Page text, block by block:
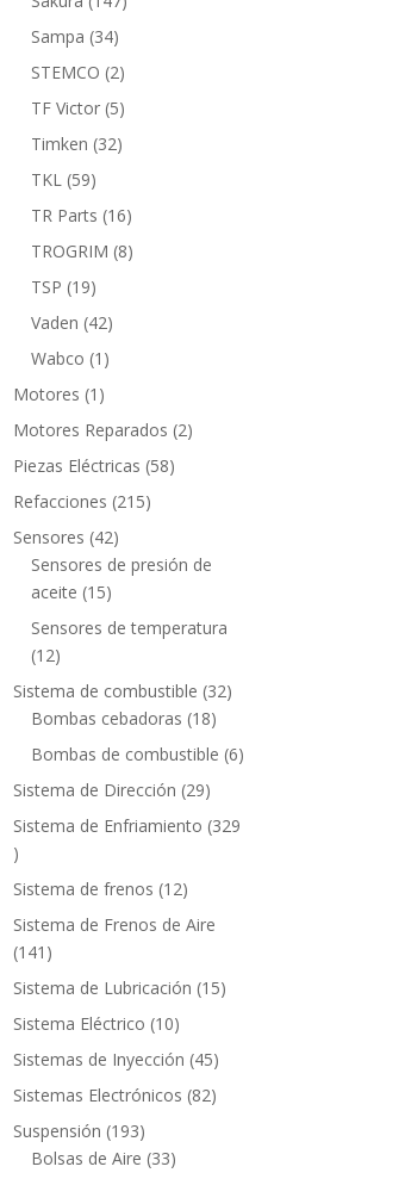
Sampa 3434
productos
STEMCO 22
productos
TF Victor 55
productos
Timken 3232
TKL 5959
productos
TR Parts 1616
productos
TROGRIM 88
TSP 1919
productos
Vaden 4242
productos
Wabco 1 1
Motores 1 1
producto
Motores Reparados 22
Piezas Eléctricas 5858
Refacciones 215215
Sensores 4242
productos
Sensores de presión de
aceite 1515
productos
Sensores de temperatura
1212
productos
Sistema de combustible 3232
Bombas cebadoras 1818
productos
Bombas de combustible 66
Sistema de Dirección 2929
productos
Sistema de Enfriamiento 329
329
productos
Sistema de frenos 1212
productos
Sistema de Frenos de Aire
141 141
productos
Sistema de Lubricación 1515
Sistema Eléctrico 1010
productos
Sistemas de Inyección 4545
productos
Sistemas Electrónicos 8282
Suspensión 193193
productos
Bolsas de Aire 3333